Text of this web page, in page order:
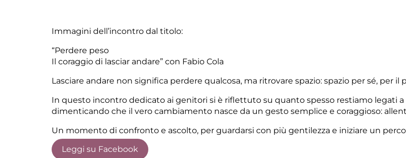
Immagini dell’incontro dal titolo:
“Perdere peso
Il coraggio di lasciar andare” con Fabio Cola
Lasciare andare non significa perdere qualcosa, ma ritrovare spazio: spazio per sé, per
In questo incontro dedicato ai genitori si è riflettuto su quanto spesso restiamo legati
dimenticando che il vero cambiamento nasce da un gesto semplice e coraggioso:
Un momento di confronto e ascolto, per guardarsi con più gentilezza e iniziare un
Leggi su Facebook